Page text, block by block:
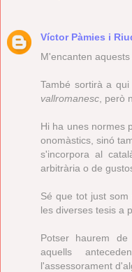
Víctor Pàmies i
M'encanten
També sortirà a qui
vallromanesc , però
Hi ha unes normes
onomàstics, sinó
s'incorpora al
arbitrària o de
Sé que tot just
les diverses tesis a
Potser haurem
aquells
l'assessorament